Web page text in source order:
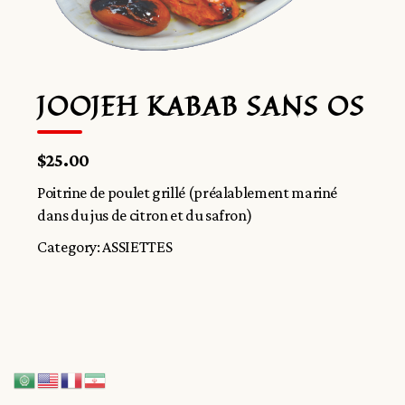
JOOJEH KABAB SANS OS
$25.00
Poitrine de poulet grillé (préalablement mariné
dans du jus de citron et du safron)
Category:ASSIETTES